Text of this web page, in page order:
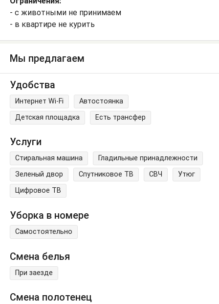
- с животными не принимаем
- в квартире не курить
Мы предлагаем
Удобства
Интернет Wi-Fi
Автостоянка
Детская площадка
Есть трансфер
Услуги
Стиральная машина
Гладильные принадлежности
Зеленый двор
Спутниковое ТВ СВЧ
Утюг
Цифровое ТВ
Уборка в номере
Самостоятельно
Смена белья
При заезде
Смена полотенец